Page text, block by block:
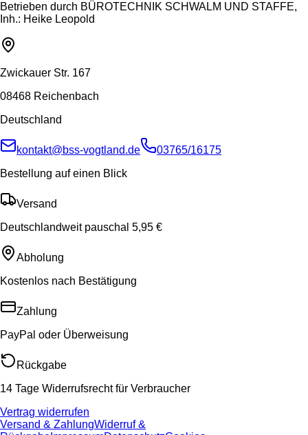
Betrieben durch BÜROTECHNIK SCHWALM UND STAFFE,
Inh.: Heike Leopold
Zwickauer Str. 167
08468 Reichenbach
Deutschland
kontakt@bss-vogtland.de
03765/16175
Bestellung auf einen Blick
Versand
Deutschlandweit pauschal 5,95 €
Abholung
Kostenlos nach Bestätigung
Zahlung
PayPal oder Überweisung
Rückgabe
14 Tage Widerrufsrecht für Verbraucher
Vertrag widerrufen
Versand & ZahlungWiderruf &